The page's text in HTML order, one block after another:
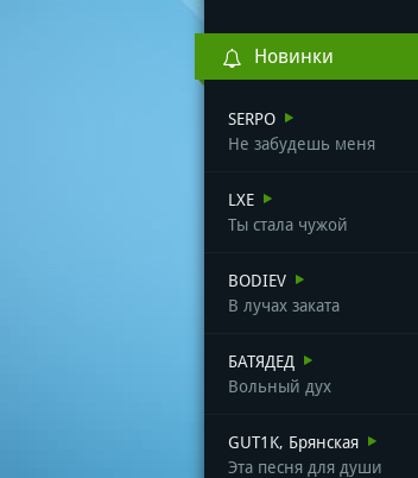
Новинки
SERPO
Не забудешь меня
LXE
Ты стала чужой
BODIEV
В лучах заката
БАТЯДЕД
Вольный дух
GUT1K, Брянская
Эта песня для души